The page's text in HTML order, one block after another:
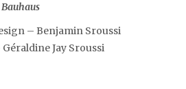
Bauhaus
– Benjamin Sroussi
Jay Sroussi